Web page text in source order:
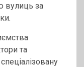
вулиць за
та